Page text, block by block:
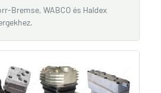
Bremse, WABCO és Haldex